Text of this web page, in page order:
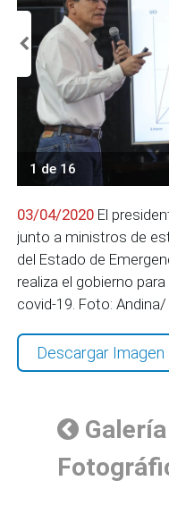
1 de 16
03/04/2020 El
junto a ministros de
del Estado de
realiza el gobierno
covid-19. Foto:
Descargar Imagen
Galería